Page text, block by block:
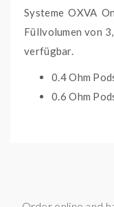
Systeme OXVA
Füllvolumen von
verfügbar.
0.4 Ohm
0.6 Ohm